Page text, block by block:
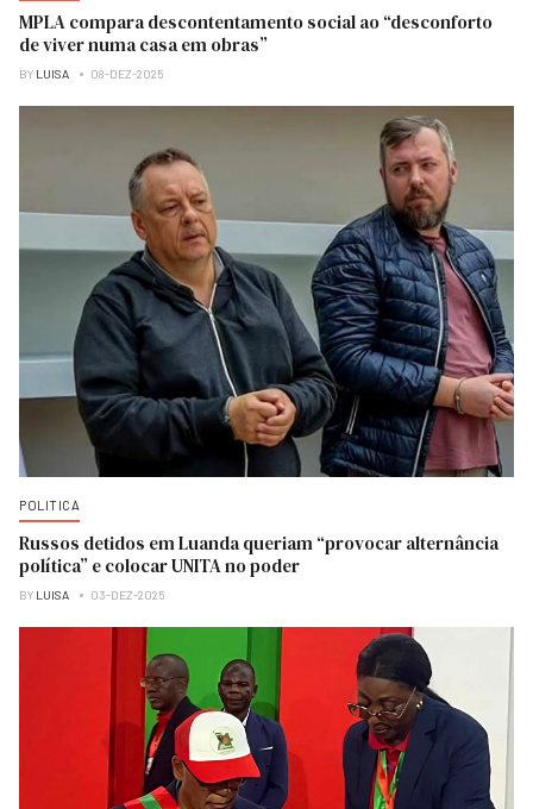
MPLA compara descontentamento social ao “desconforto
de viver numa casa em obras”
BY LUISA 08-DEZ-2025
POLITICA
Russos detidos em Luanda queriam “provocar alternância
política” e colocar UNITA no poder
BY LUISA 03-DEZ-2025